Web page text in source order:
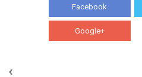
Facebook
Google+